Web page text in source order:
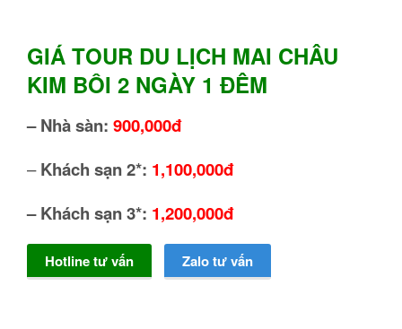
GIÁ TOUR DU LỊCH MAI CHÂU
KIM BÔI 2 NGÀY 1 ĐÊM
– Nhà sàn: 900,000đ
–Khách sạn 2*: 1,100,000đ
– Khách sạn 3*: 1,200,000đ
Hotline tư vấn Zalo tư vấn